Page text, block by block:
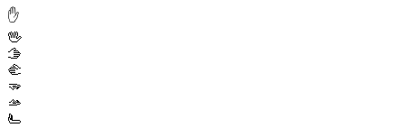
✋
🖖
🫱
🫲
🫳
🫴
🫷